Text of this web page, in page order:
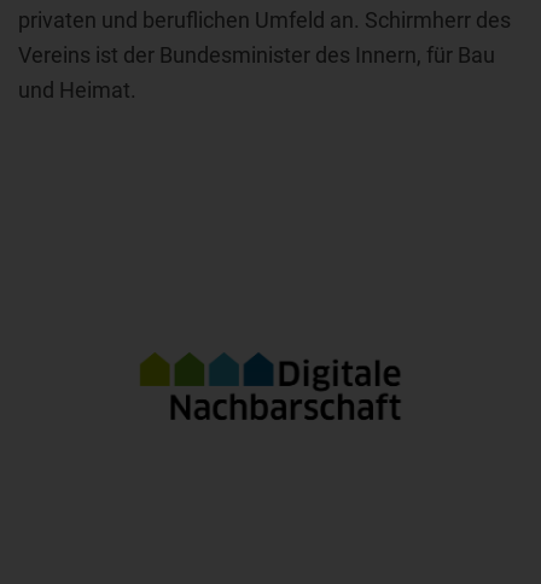
privaten und beruflichen Umfeld an. Schirmherr des
Vereins ist der Bundesminister des Innern, für Bau
und Heimat.